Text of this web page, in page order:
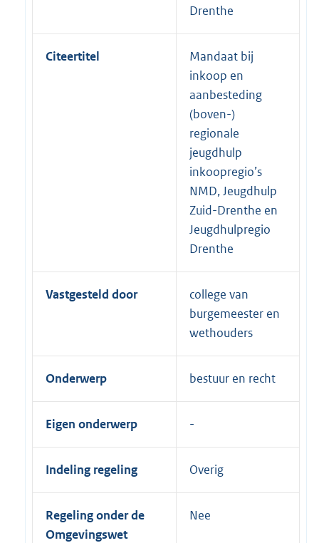
Drenthe
Citeertitel
Mandaat bij
inkoop en
aanbesteding
(boven-)
regionale
jeugdhulp
inkoopregio’s
NMD, Jeugdhulp
Zuid-Drenthe en
Jeugdhulpregio
Drenthe
Vastgesteld door
college van
burgemeester en
wethouders
Onderwerp bestuur en recht
Eigen onderwerp
Indeling regeling Overig
Regeling onder de
Omgevingswet
Nee